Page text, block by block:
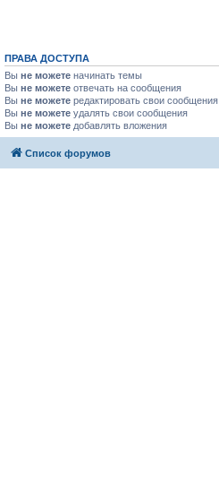
ПРАВА ДОСТУПА
Вы не можете начинать темы
Вы не можете отвечать на сообщения
Вы не можете редактировать свои сообщения
Вы не можете удалять свои сообщения
Вы не можете добавлять вложения
Список форумов